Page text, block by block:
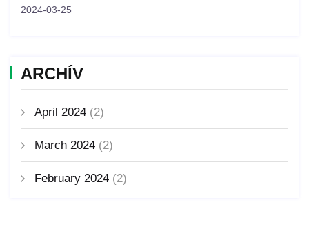
2024-03-25
ARCHÍV
April 2024 (2)
March 2024 (2)
February 2024 (2)